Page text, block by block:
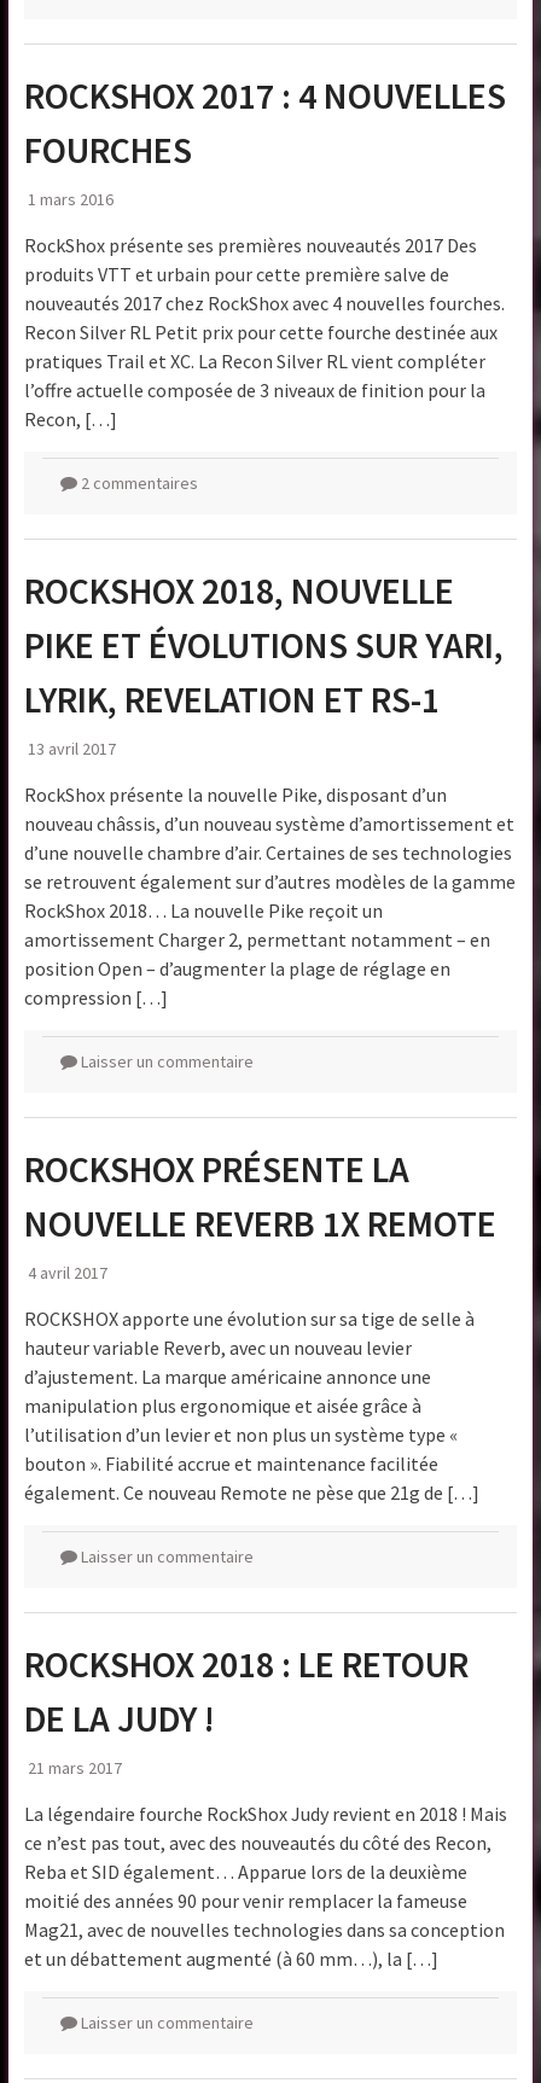
ROCKSHOX 2017 : 4 NOUVELLES
FOURCHES
1 mars 2016
RockShox présente ses premières nouveautés 2017 Des
produits VTT et urbain pour cette première salve de
nouveautés 2017 chez RockShox avec 4 nouvelles fourches.
Recon Silver RL Petit prix pour cette fourche destinée aux
pratiques Trail et XC. La Recon Silver RL vient compléter
l’offre actuelle composée de 3 niveaux de finition pour la
Recon, […]
2 commentaires
ROCKSHOX 2018, NOUVELLE
PIKE ET ÉVOLUTIONS SUR YARI,
LYRIK, REVELATION ET RS-1
13 avril 2017
RockShox présente la nouvelle Pike, disposant d’un
nouveau châssis, d’un nouveau système d’amortissement et
d’une nouvelle chambre d’air. Certaines de ses technologies
se retrouvent également sur d’autres modèles de la gamme
RockShox 2018… La nouvelle Pike reçoit un
amortissement Charger 2, permettant notamment – en
position Open – d’augmenter la plage de réglage en
compression […]
Laisser un commentaire
ROCKSHOX PRÉSENTE LA
NOUVELLE REVERB 1X REMOTE
4 avril 2017
ROCKSHOX apporte une évolution sur sa tige de selle à
hauteur variable Reverb, avec un nouveau levier
d’ajustement. La marque américaine annonce une
manipulation plus ergonomique et aisée grâce à
l’utilisation d’un levier et non plus un système type «
bouton ». Fiabilité accrue et maintenance facilitée
également. Ce nouveau Remote ne pèse que 21g de […]
Laisser un commentaire
ROCKSHOX 2018 : LE RETOUR
DE LA JUDY !
21 mars 2017
La légendaire fourche RockShox Judy revient en 2018 ! Mais
ce n’est pas tout, avec des nouveautés du côté des Recon,
Reba et SID également… Apparue lors de la deuxième
moitié des années 90 pour venir remplacer la fameuse
Mag21, avec de nouvelles technologies dans sa conception
et un débattement augmenté (à 60 mm…), la […]
Laisser un commentaire